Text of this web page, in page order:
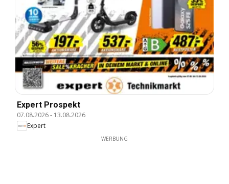
Expert Prospekt
07.08.2026- 13.08.2026
Expert
WERBUNG